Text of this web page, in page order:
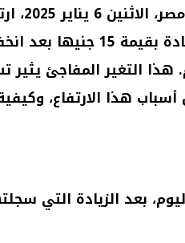
شهدت أسعار
منتصف التعاملات، حيث سجلت
التغير المفاجئ يثير
هذا الارتفاع،
بعد الزيادة التي